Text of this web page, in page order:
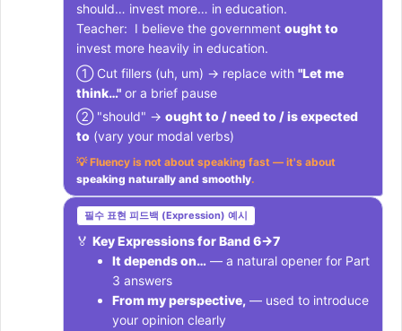
should… invest more… in education.
Teacher: I believe the government ought to
invest more heavily in education.
① Cut fillers (uh, um) → replace with "Let me
think…"or a brief pause
② "should" → ought to / need to / is expected
to (vary your modal verbs)
💡 Fluency is not about speaking fast — it's about
speaking naturally and smoothly.
필수 표현 피드백 (Expression) 예시
🏅 Key Expressions for Band 6→7
It depends on… — a natural opener for Part
3 answers
From my perspective, — used to introduce
your opinion clearly